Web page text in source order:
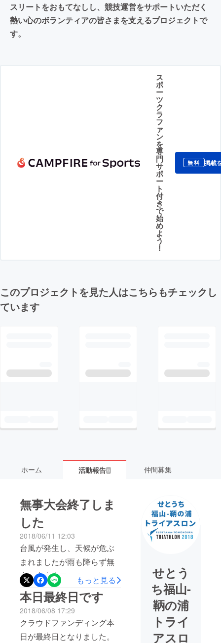
スリートをおもてなしし、競技運営をサポートいただく
熱い心のボランティアの皆さまを支えるプロジェクトで
す。
ス
ポ
ー
ツ
ク
ラ
フ
ァ
ン
を
専
門
サ
ポ
ー
ト
付
き
で
始
め
よ
う
！
無料 掲載
このプロジェクトを見た人はこちらもチェックし
ています
ホーム 活動報告9 仲間募集
無事大会終了しま
した
2018/06/11 12:03
台風が発生し、天候が危ぶ
まれましたが雨も降らず無
事に大会終了しました。 定
刻の7時40分に仙酔島を第一
ウェーブの選手の皆様がス
タートし、優勝した池田選
手は2時間4分15秒という記
もっと見る
本日最終日です
2018/06/08 17:29
クラウドファンディング本
日が最終日となりました。
せとう
ち福山-
鞆の浦
トライ
アスロ